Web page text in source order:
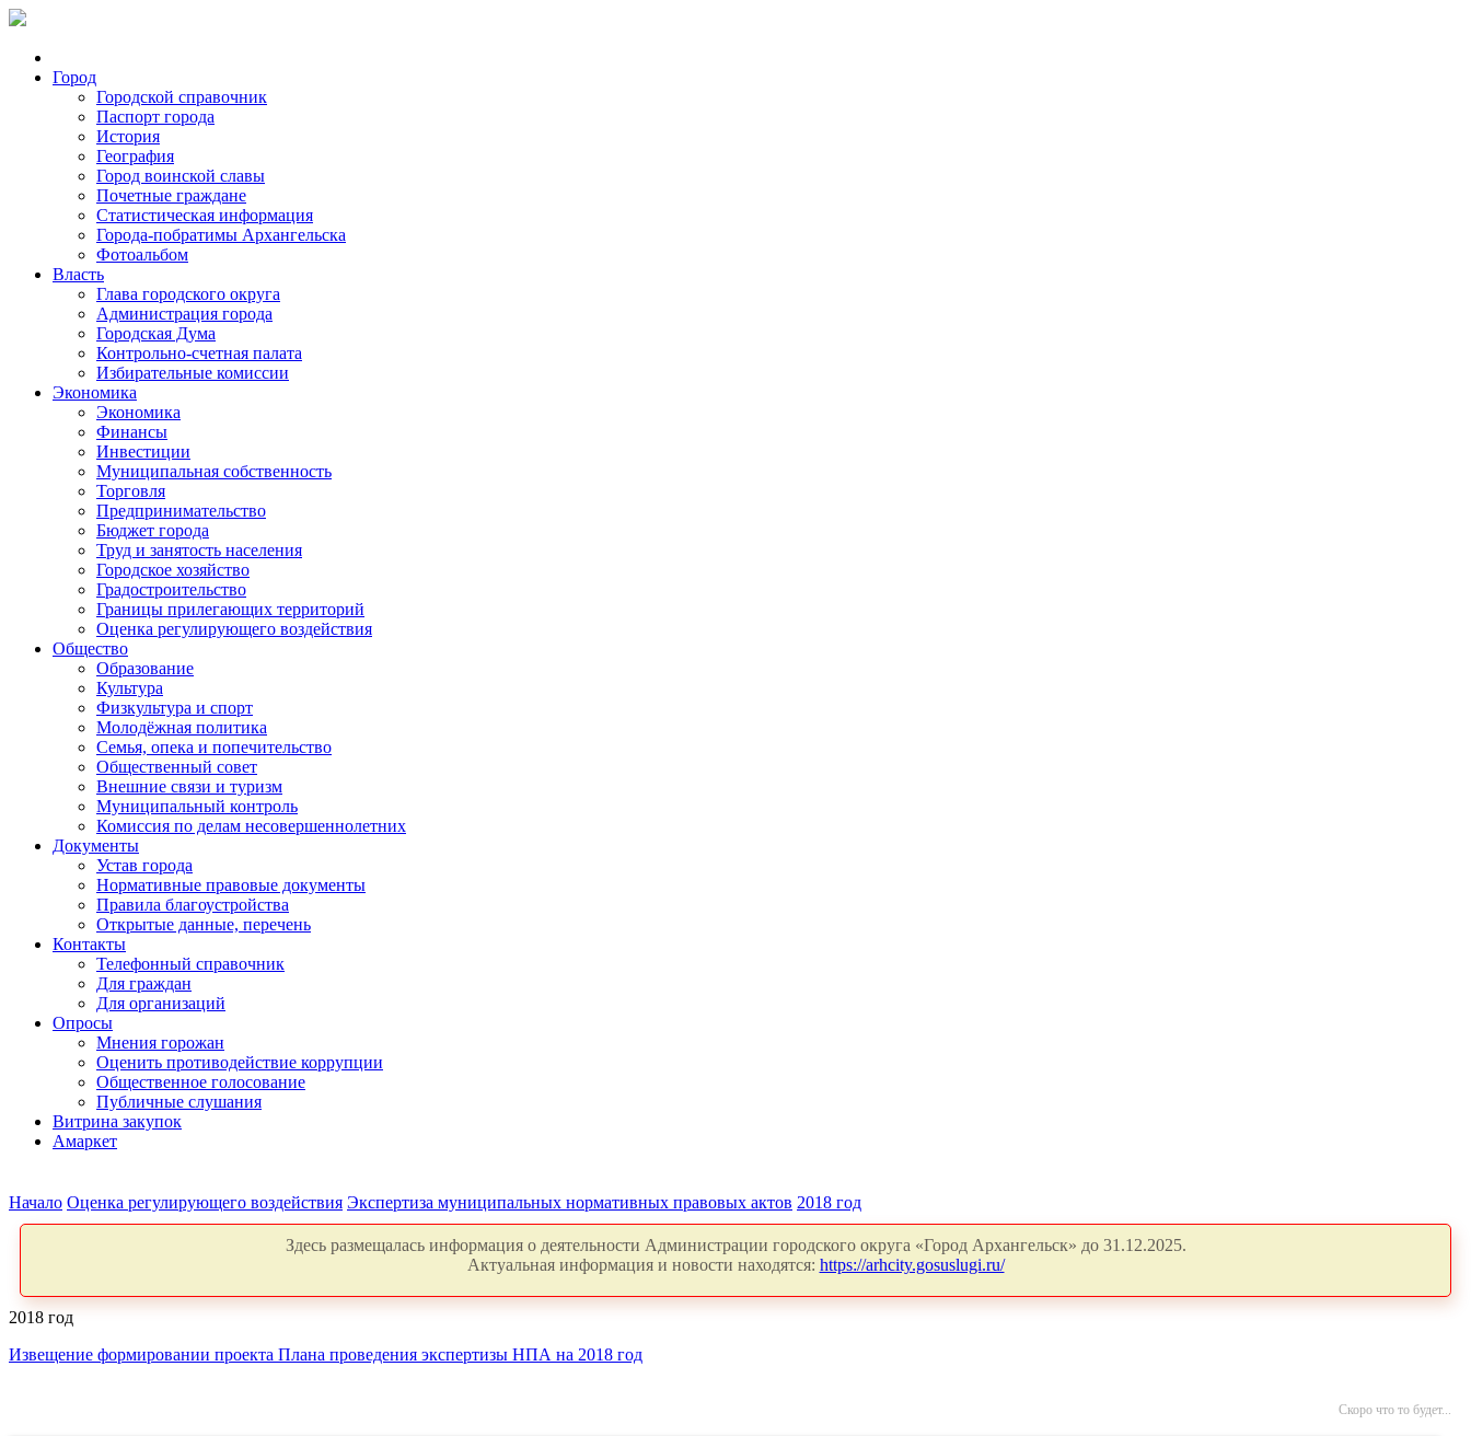
Город
Городской справочник
Паспорт города
История
География
Город воинской славы
Почетные граждане
Статистическая информация
Города-побратимы Архангельска
Фотоальбом
Власть
Глава городского округа
Администрация города
Городская Дума
Контрольно-счетная палата
Избирательные комиссии
Экономика
Экономика
Финансы
Инвестиции
Муниципальная собственность
Торговля
Предпринимательство
Бюджет города
Труд и занятость населения
Городское хозяйство
Градостроительство
Границы прилегающих территорий
Оценка регулирующего воздействия
Общество
Образование
Культура
Физкультура и спорт
Молодёжная политика
Семья, опека и попечительство
Общественный совет
Внешние связи и туризм
Муниципальный контроль
Комиссия по делам несовершеннолетних
Документы
Устав города
Нормативные правовые документы
Правила благоустройства
Открытые данные, перечень
Контакты
Телефонный справочник
Для граждан
Для организаций
Опросы
Мнения горожан
Оценить противодействие коррупции
Общественное голосование
Публичные слушания
Витрина закупок
Амаркет
Начало Оценка регулирующего воздействия Экспертиза муниципальных нормативных правовых актов 2018 год
Здесь размещалась информация о деятельности Администрации городского округа «Город Архангельск» до 31.12.2025.
Актуальная информация и новости находятся: https://arhcity.gosuslugi.ru/
2018 год
Извещение формировании проекта Плана проведения экспертизы НПА на 2018 год
Скоро что то будет...